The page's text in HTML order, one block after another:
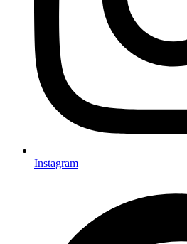
Instagram